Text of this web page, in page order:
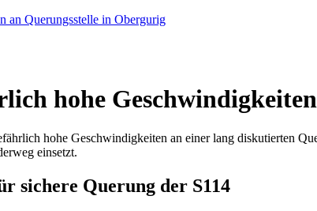
an Querungsstelle in Obergurig
hohe
hohe Geschwindigkeiten an einer lang diskutierten
einsetzt.
sichere Querung der S114